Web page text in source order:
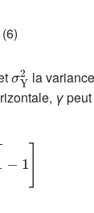
(6)
σY
la
γ